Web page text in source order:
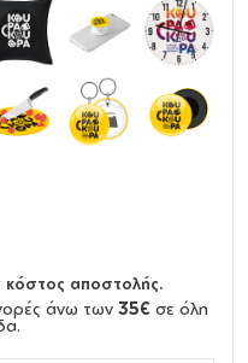
κόστος αποστολής.
άνω των 35€ σε όλη